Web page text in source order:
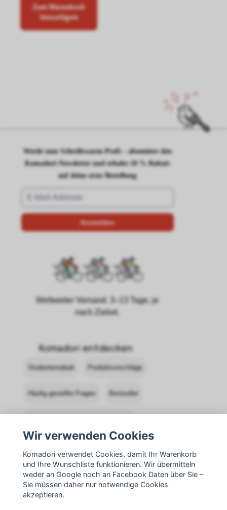
Zum Warenkorb
hinzufügen
Werde zum Schreibwaren-Profi – abonniere den
Komadori-Newsletter und erhalte 10 % Rabatt
auf deine erste Bestellung
Weltweiter Versand. 3–13 Tage, je
nach Zielort.
Komadori entdecken
Studentenrabatt Produktvorschläge
Häufig gestellte Fragen Bestseller
Rücksendungen
Wir verwenden Cookies
Komadori verwendet Cookies, damit Ihr Warenkorb
und Ihre Wunschliste funktionieren. Wir übermitteln
weder an Google noch an Facebook Daten über Sie –
Sie müssen daher nur notwendige Cookies
akzeptieren.